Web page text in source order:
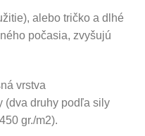
alebo tričko a dlhé
počasia, zvyšujú
vrstva
(dva druhy podľa sily
gr./m2).